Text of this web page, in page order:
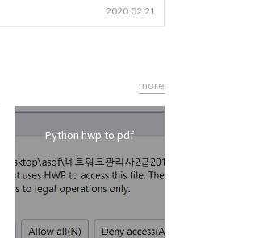
2020.02.21
Python hwp to pdf
more